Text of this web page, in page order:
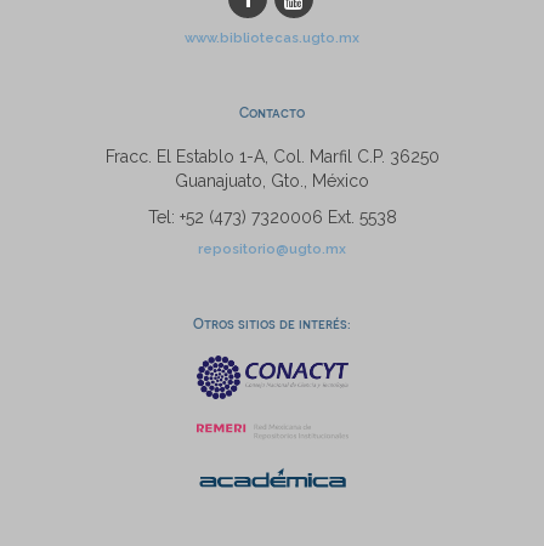
www.bibliotecas.ugto.mx
Contacto
Fracc. El Establo 1-A, Col. Marfil C.P. 36250
Guanajuato, Gto., México
Tel: +52 (473) 7320006 Ext. 5538
repositorio@ugto.mx
Otros sitios de interés: